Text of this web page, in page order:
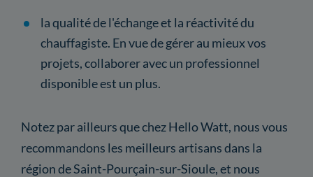
la qualité de l'échange et la réactivité du
chauffagiste. En vue de gérer au mieux vos
projets, collaborer avec un professionnel
disponible est un plus.
Notez par ailleurs que chez Hello Watt, nous vous
recommandons les meilleurs artisans dans la
région de Saint-Pourçain-sur-Sioule, et nous